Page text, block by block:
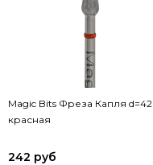
Magic Bits Фреза Капля d=42
красная
242 руб